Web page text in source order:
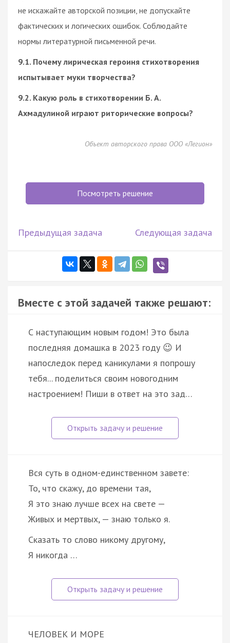
не искажайте авторской позиции, не допускайте
фактических и логических ошибок. Соблюдайте
нормы литературной письменной речи.
9.1. Почему лирическая героиня стихотворения
испытывает муки творчества?
9.2. Какую роль в стихотворении Б. А.
Ахмадулиной играют риторические вопросы?
Объект авторского права ООО «Легион»
Посмотреть решение
Предыдущая задача Следующая задача
Вместе с этой задачей также решают:
С наступающим новым годом! Это была
последняя домашка в 2023 году 😉 И
напоследок перед каникулами я попрошу
тебя... поделиться своим новогодним
настроением! Пиши в ответ на это зад…
Вся суть в одном-единственном завете:
То, что скажу, до времени тая,
Я это знаю лучше всех на свете —
Живых и мертвых, — знаю только я.
Сказать то слово никому другому,
Я никогда …
ЧЕЛОВЕК И МОРЕ